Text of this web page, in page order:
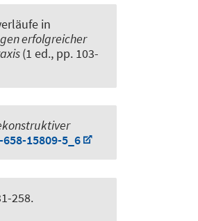
in
erfolgreicher
(1 ed., pp. 103-
15809-5_6
258.